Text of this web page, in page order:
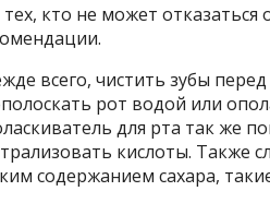
кто не может
всего, чистить зубы перед
рот водой или
для рта так же
кислоты. Также
содержанием сахара,